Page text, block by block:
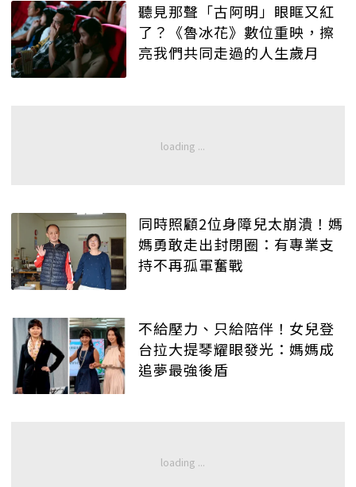
聽見那聲「古阿明」眼眶又紅
了？《魯冰花》數位重映，擦
亮我們共同走過的人生歲月
同時照顧2位身障兒太崩潰！媽
媽勇敢走出封閉圈：有專業支
持不再孤軍奮戰
不給壓力、只給陪伴！女兒登
台拉大提琴耀眼發光：媽媽成
追夢最強後盾